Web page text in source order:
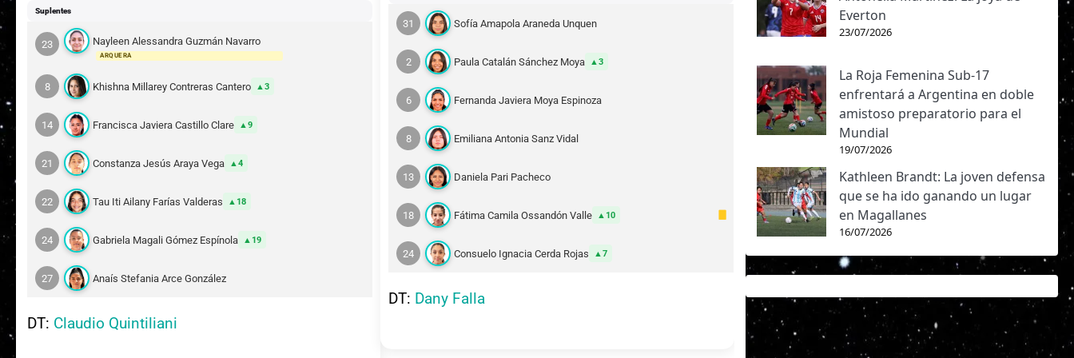
Suplentes
23 Nayleen Alessandra Guzmán Navarro
ARQUERA
8 Khishna Millarey Contreras Cantero 3
14 Francisca Javiera Castillo Clare 9
21 Constanza Jesús Araya Vega 4
22 Tau Iti Ailany Farías Valderas 18
24 Gabriela Magali Gómez Espínola 19
27 Anaís Stefania Arce González
DT: Claudio Quintiliani
31 Sofía Amapola Araneda Unquen
2 Paula Catalán Sánchez Moya 3
6 Fernanda Javiera Moya Espinoza
8 Emiliana Antonia Sanz Vidal
13 Daniela Pari Pacheco
18 Fátima Camila Ossandón Valle 10
24 Consuelo Ignacia Cerda Rojas 7
DT: Dany Falla
Everton
23/07/2026
La Roja Femenina Sub-17
enfrentará a Argentina en doble
amistoso preparatorio para el
Mundial
19/07/2026
Kathleen Brandt: La joven defensa
que se ha ido ganando un lugar
en Magallanes
16/07/2026